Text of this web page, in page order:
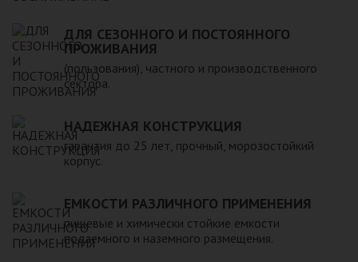
ДЛЯ СЕЗОННОГО И ПОСТОЯННОГО
ПРОЖИВАНИЯ
(пользования), частного и производственного
сектора.
НАДЕЖНАЯ КОНСТРУКЦИЯ
гарантия до 25 лет, прочный, морозостойкий
корпус.
ЕМКОСТИ РАЗЛИЧНОГО ПРИМЕНЕНИЯ
пищевые и химически стойкие емкости
подземного и наземного размещения.